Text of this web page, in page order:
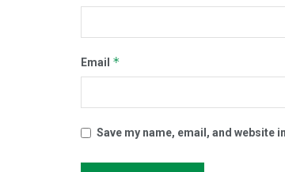
Email *
Save my name, email, and website